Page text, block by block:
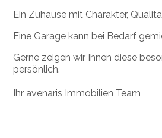
Ein Zuhause mit Charakter,
Eine Garage kann bei Bedarf
Gerne zeigen wir Ihnen diese
persönlich.
Ihr avenaris Immobilien Team